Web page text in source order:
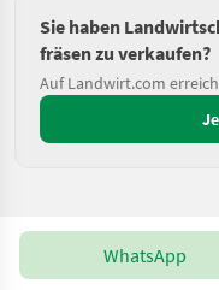
Sie haben
fräsen zu verkaufen?
Auf Landwirt.com
WhatsApp